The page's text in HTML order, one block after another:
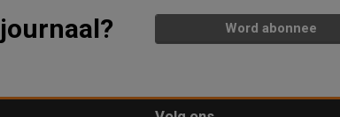
Word abonnee